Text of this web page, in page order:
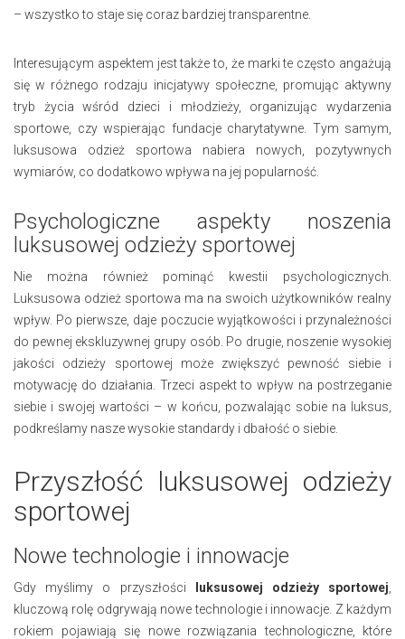
– wszystko to staje się coraz bardziej transparentne.
Interesującym aspektem jest także to, że marki te często angażują
się w różnego rodzaju inicjatywy społeczne, promując aktywny
tryb życia wśród dzieci i młodzieży, organizując wydarzenia
sportowe, czy wspierając fundacje charytatywne. Tym samym,
luksusowa odzież sportowa nabiera nowych, pozytywnych
wymiarów, co dodatkowo wpływa na jej popularność.
Psychologiczne aspekty noszenia
luksusowej odzieży sportowej
Nie można również pominąć kwestii psychologicznych.
Luksusowa odzież sportowa ma na swoich użytkowników realny
wpływ. Po pierwsze, daje poczucie wyjątkowości i przynależności
do pewnej ekskluzywnej grupy osób. Po drugie, noszenie wysokiej
jakości odzieży sportowej może zwiększyć pewność siebie i
motywację do działania. Trzeci aspekt to wpływ na postrzeganie
siebie i swojej wartości – w końcu, pozwalając sobie na luksus,
podkreślamy nasze wysokie standardy i dbałość o siebie.
Przyszłość luksusowej odzieży
sportowej
Nowe technologie i innowacje
Gdy myślimy o przyszłości luksusowej odzieży sportowej
kluczową rolę odgrywają nowe technologie i innowacje. Z każdym
rokiem pojawiają się nowe rozwiązania technologiczne, które